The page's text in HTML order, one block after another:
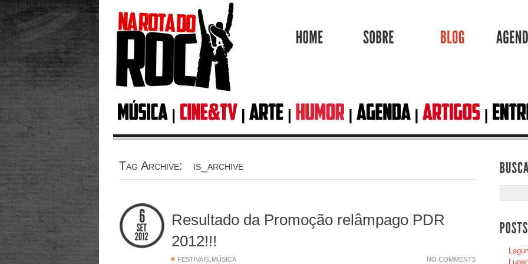
Tag Archive: is_archive
Resultado da Promoção relâmpago PDR
2012!!!
FESTIVAIS, MÚSICA NO COMMENTS